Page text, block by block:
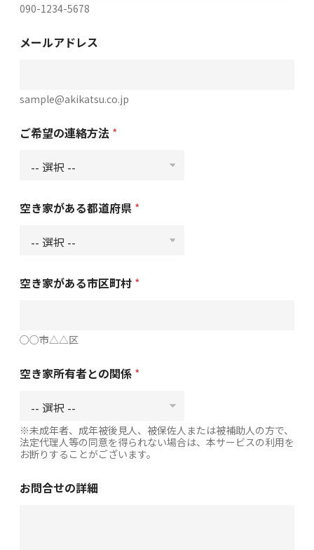
090-1234-5678
住
都
府
県
メールアドレス
sample@akikatsu.co.jp
ご希望の連絡方法 *
空き家がある都道府県 *
空き家がある市区町村 *
○○市△△区
空き家所有者との関係 *
※未成年者、成年被後見人、被保佐人または被補助人の方で、
法定代理人等の同意を得られない場合は、本サービスの利用を
お断りすることがございます。
お問合せの詳細